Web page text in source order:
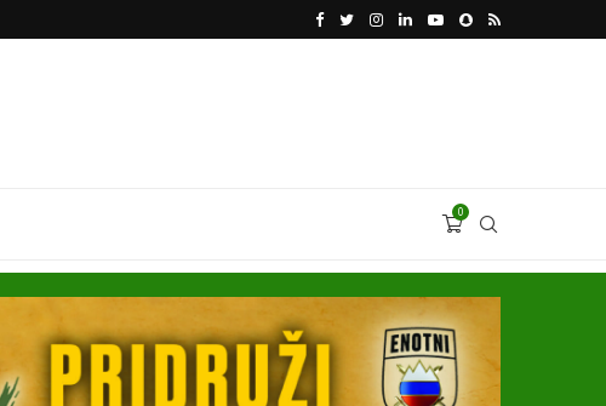
VODJA UKROBORONPROMA HERMAN SMETANIN
0